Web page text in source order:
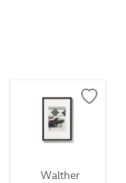
Walther